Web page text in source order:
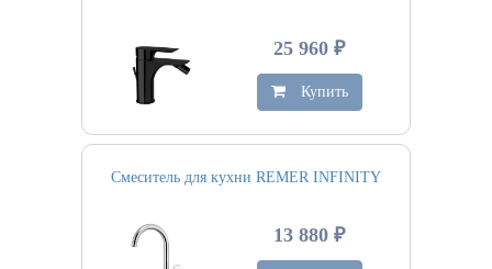
25 960 ₽
Купить
Смеситель для кухни REMER INFINITY
13 880 ₽